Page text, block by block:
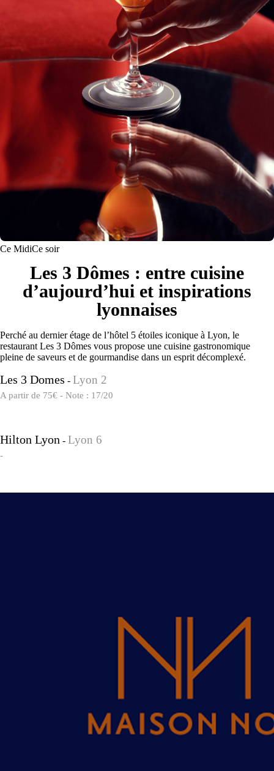
Ce MidiCe soir
Les 3 Dômes : entre cuisine
d’aujourd’hui et inspirations
lyonnaises
Perché au dernier étage de l’hôtel 5 étoiles iconique à Lyon, le
restaurant Les 3 Dômes vous propose une cuisine gastronomique
pleine de saveurs et de gourmandise dans un esprit décomplexé.
Les 3 Domes - Lyon 2
A partir de 75€ - Note : 17/20
Hilton Lyon - Lyon 6
-